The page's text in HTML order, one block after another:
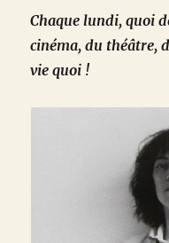
Chaque lundi, quoi
cinéma, du théâtre,
vie quoi !